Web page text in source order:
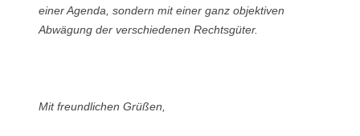
einer Agenda, sondern mit einer ganz objektiven
Abwägung der verschiedenen Rechtsgüter.
Mit freundlichen Grüßen,